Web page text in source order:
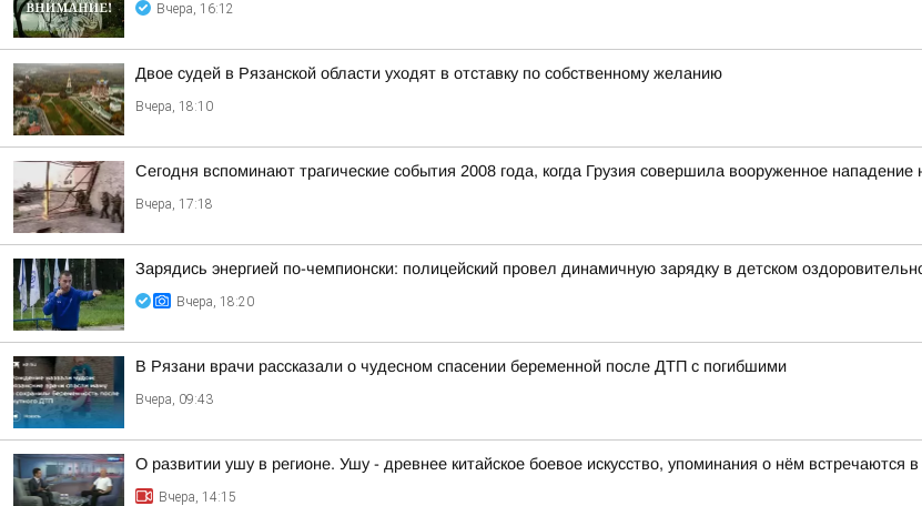
Вчера, 16:12
Двое судей в Рязанской области уходят в отставку по собственному желанию
Вчера, 18:10
Сегодня вспоминают трагические события 2008 года, когда Грузия совершила вооруженное
Вчера, 17:18
Зарядись энергией по-чемпионски: полицейский провел динамичную зарядку в детском
Вчера, 18:20
В Рязани врачи рассказали о чудесном спасении беременной после ДТП с погибшими
Вчера, 09:43
О развитии ушу в регионе. Ушу - древнее китайское боевое искусство, упоминания о нём встречаются
Вчера, 14:15